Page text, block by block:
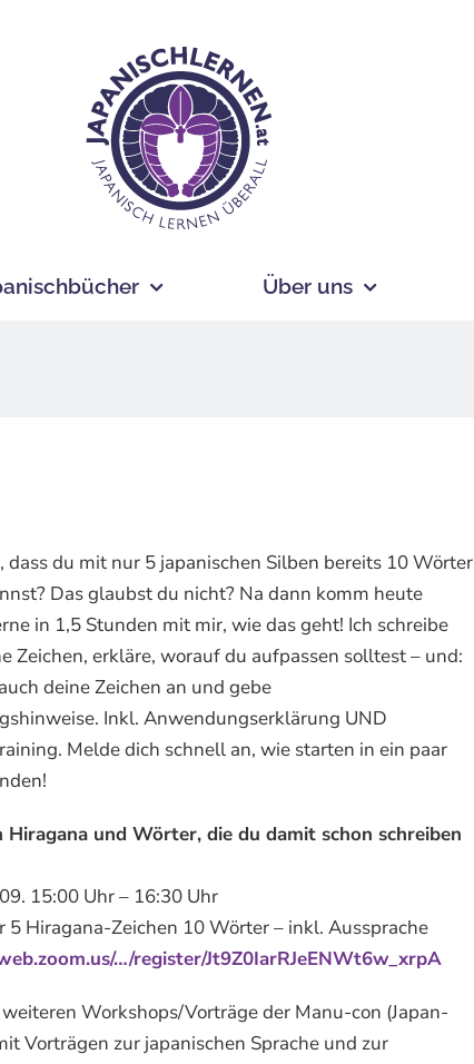
Über uns
dass du mit nur 5 japanischen Silben bereits 10 Wörter
Das glaubst du nicht? Na dann komm heute
in 1,5 Stunden mit mir, wie das geht! Ich schreibe
Zeichen, erkläre, worauf du aufpassen solltest – und:
deine Zeichen an und gebe
Inkl. Anwendungserklärung UND
Melde dich schnell an, wie starten in ein paar
Hiragana und Wörter, die du damit schon schreiben
15:00 Uhr – 16:30 Uhr
5 Hiragana-Zeichen 10 Wörter – inkl. Aussprache
…/register/Jt9Z0IarRJeENWt6w_xrpA
Workshops/Vorträge der Manu-con (Japan-
Vorträgen zur japanischen Sprache und zur